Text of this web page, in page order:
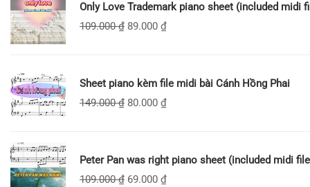
Only Love Trademark piano sheet (included midi
109.000₫ 89.000 ₫
Sheet piano kèm file midi bài Cánh Hồng Phai
149.000₫ 80.000 ₫
Peter Pan was right piano sheet (included midi
109.000₫ 69.000 ₫